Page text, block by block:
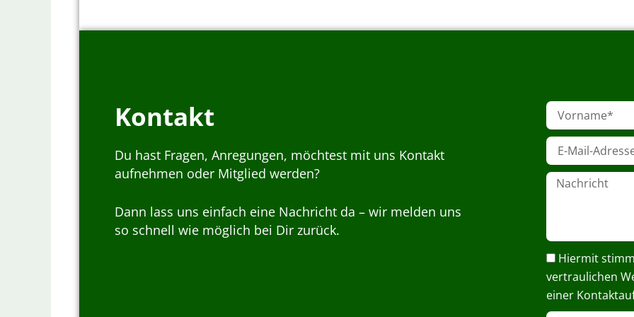
Kontakt
Du hast Fragen, Anregungen, möchtest mit uns Kontakt
aufnehmen oder Mitglied werden?
Dann lass uns einfach eine Nachricht da – wir melden uns
so schnell wie möglich bei Dir zurück.
V
o
r
a
m
E
-
M
A
d
e
s
s
N
r
c
h
t
D
t
e
n
Hiermit
vertraulichen
einer